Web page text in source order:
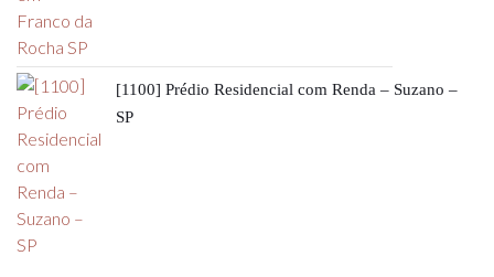
[1100] Prédio Residencial com Renda – Suzano –
SP